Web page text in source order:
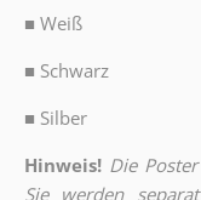
■ Weiß
■ Schwarz
■ Silber
Hinweis! Die
Sie werden